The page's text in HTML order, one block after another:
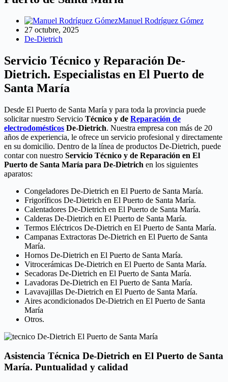
Manuel Rodríguez Gómez
27 octubre, 2025
De-Dietrich
Servicio Técnico y Reparación De-
Dietrich. Especialistas en El Puerto de
Santa María
Desde El Puerto de Santa María y para toda la provincia puede
solicitar nuestro Servicio Técnico y de Reparación de
electrodomésticos De-Dietrich. Nuestra empresa con más de 20
años de experiencia, le ofrece un servicio profesional y directamente
en su domicilio. Dentro de la línea de productos De-Dietrich, puede
contar con nuestro Servicio Técnico y de Reparación en El
Puerto de Santa María para De-Dietrich en los siguientes
aparatos:
Congeladores De-Dietrich en El Puerto de Santa María.
Frigoríficos De-Dietrich en El Puerto de Santa María.
Calentadores De-Dietrich en El Puerto de Santa María.
Calderas De-Dietrich en El Puerto de Santa María.
Termos Eléctricos De-Dietrich en El Puerto de Santa María.
Campanas Extractoras De-Dietrich en El Puerto de Santa
María.
Hornos De-Dietrich en El Puerto de Santa María.
Vitrocerámicas De-Dietrich en El Puerto de Santa María.
Secadoras De-Dietrich en El Puerto de Santa María.
Lavadoras De-Dietrich en El Puerto de Santa María.
Lavavajillas De-Dietrich en El Puerto de Santa María.
Aires acondicionados De-Dietrich en El Puerto de Santa
María
Otros.
Asistencia Técnica De-Dietrich en El Puerto de Santa
María. Puntualidad y calidad